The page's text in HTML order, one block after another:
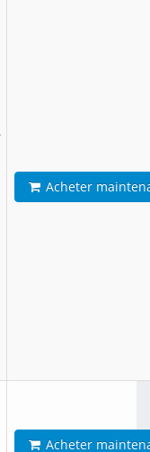
Acheter
Acheter